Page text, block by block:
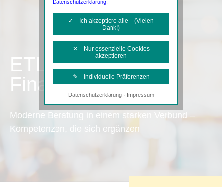
ETL
Finanzbuchhaltung
Moderne Beratung in einem starken Verbund –
Kompetenzen, die sich ergänzen
Datenschutzerklärung
✓ Ich akzeptiere alle (Vielen
Dank!)
✕ Nur essenzielle Cookies
akzeptieren
✎ Individuelle Präferenzen
Notwendige Cookies
Diese Cookies sind erforderlich, um die
grundlegende Funktionalität der Website
zu sichern.
Tracking- und Targeting-Cookies
Angebotes einschließlich der
Datenschutzerklärung· Impressum